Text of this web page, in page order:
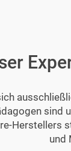
sind
Herstellers
und